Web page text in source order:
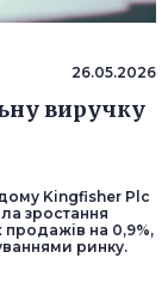
26.05.2026
виручку
Kingfisher Plc
зростання
продажів на 0,9%,
ринку.